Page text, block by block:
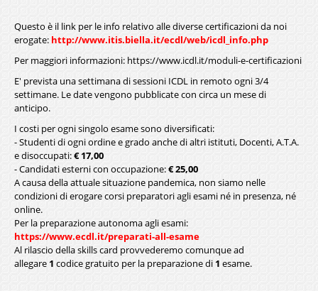
Questo è il link per le info relativo alle diverse certificazioni da noi
erogate: http://www.itis.biella.it/ecdl/web/icdl_info.php
Per maggiori informazioni: https://www.icdl.it/moduli-e-certificazioni
E' prevista una settimana di sessioni ICDL in remoto ogni 3/4
settimane. Le date vengono pubblicate con circa un mese di
anticipo.
I costi per ogni singolo esame sono diversificati:
- Studenti di ogni ordine e grado anche di altri istituti, Docenti, A.T.A.
e disoccupati:€ 17,00
- Candidati esterni con occupazione:€ 25,00
A causa della attuale situazione pandemica, non siamo nelle
condizioni di erogare corsi preparatori agli esami né in presenza, né
online.
Per la preparazione autonoma agli esami:
https://www.ecdl.it/preparati-all-esame
Al rilascio della skills card provvederemo comunque ad
allegare 1 codice gratuito per la preparazione di 1 esame.